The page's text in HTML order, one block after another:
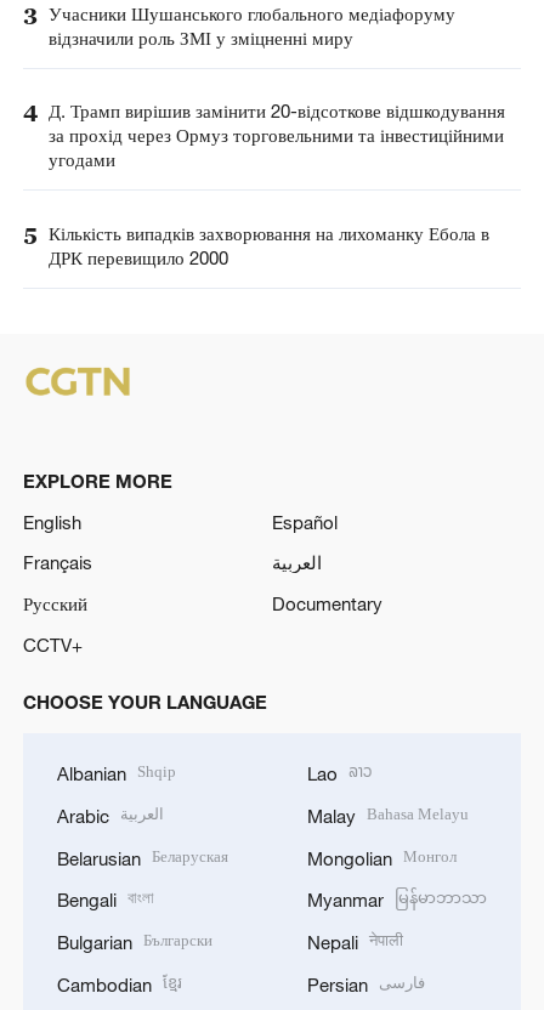
3 Учасники Шушанського глобального медіафоруму
відзначили роль ЗМІ у зміцненні миру
4 Д. Трамп вирішив замінити 20-відсоткове відшкодування
за прохід через Ормуз торговельними та інвестиційними
угодами
5 Кількість випадків захворювання на лихоманку Ебола в
ДРК перевищило 2000
EXPLORE MORE
English
Español
Français
العربية
Русский
Documentary
CCTV+
CHOOSE YOUR LANGUAGE
Albanian Shqip
Arabic العربية
Belarusian Беларуская
Bengali বাংলা
Bulgarian Български
Cambodian ខ្មែរ
Lao ລາວ
Malay Bahasa Melayu
Mongolian Монгол
Myanmar မြန်မာဘာသာ
Nepali नेपाली
Persian فارسی